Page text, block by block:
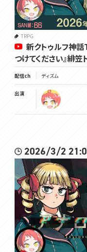
TRPG
新クトゥルフ神話
つけてください』緋
配信ch ディズム
出演
2026/3/2